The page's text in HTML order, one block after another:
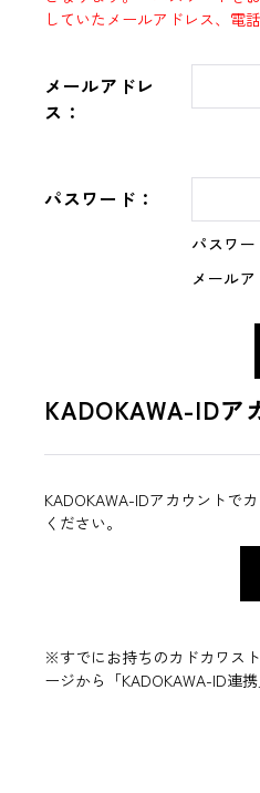
していたメールアドレス、電
メールアドレ
ス：
パスワード：
パスワ
メール
KADOKAWA-IDア
KADOKAWA-IDアカウントで
ください。
※すでにお持ちのカドカワス
ージから「KADOKAWA-ID連